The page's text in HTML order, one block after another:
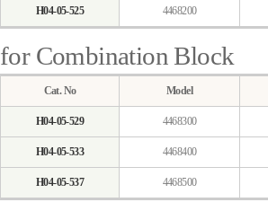
H04-05-525 4468200
for Combination Block
Cat. No Model
H04-05-529 4468300
H04-05-533 4468400
H04-05-537 4468500